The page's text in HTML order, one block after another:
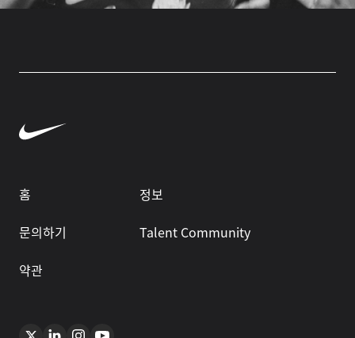
홈
정보
문의하기
Talent Community
약관